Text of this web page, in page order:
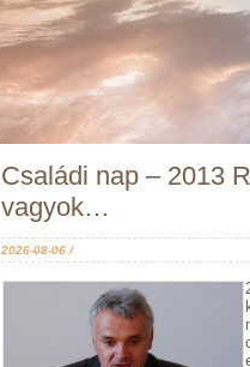
Családi nap – 2013
vagyok…
2026-08-06 /